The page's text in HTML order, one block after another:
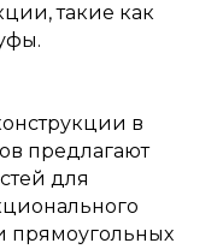
такие как
в
предлагают
для
прямоугольных